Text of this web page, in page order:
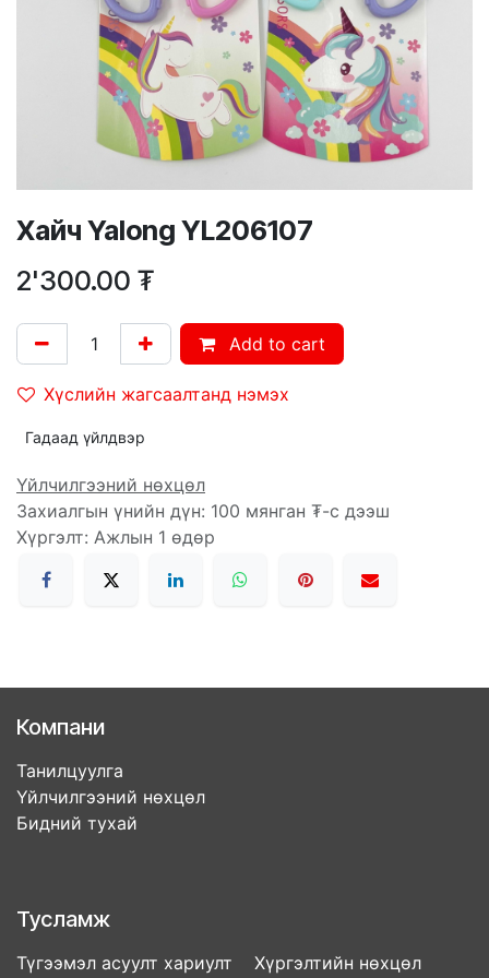
Хайч Yalong YL206107
2'300.00 ₮
Add to cart
Хүслийн жагсаалтанд нэмэх
Гадаад үйлдвэр
Үйлчилгээний нөхцөл
Захиалгын үнийн дүн: 100 мянган ₮-с дээш
Хүргэлт: Ажлын 1 өдөр
Компани
Танилцуулга
Үйлчилгээний нөхцөл
Бидний тухай
Тусламж
Түгээмэл асуулт хариулт Хүргэлтийн нөхцөл